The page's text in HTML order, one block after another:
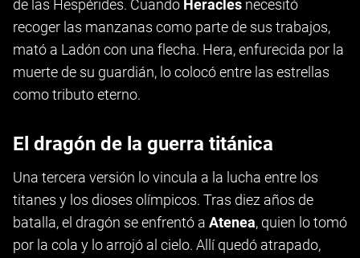
de las Hespérides. Cuando Heracles necesitó
recoger las manzanas como parte de sus trabajos,
mató a Ladón con una flecha. Hera, enfurecida por la
muerte de su guardián, lo colocó entre las estrellas
como tributo eterno.
El dragón de la guerra titánica
Una tercera versión lo vincula a la lucha entre los
titanes y los dioses olímpicos. Tras diez años de
batalla, el dragón se enfrentó a Atenea, quien lo tomó
por la cola y lo arrojó al cielo. Allí quedó atrapado,